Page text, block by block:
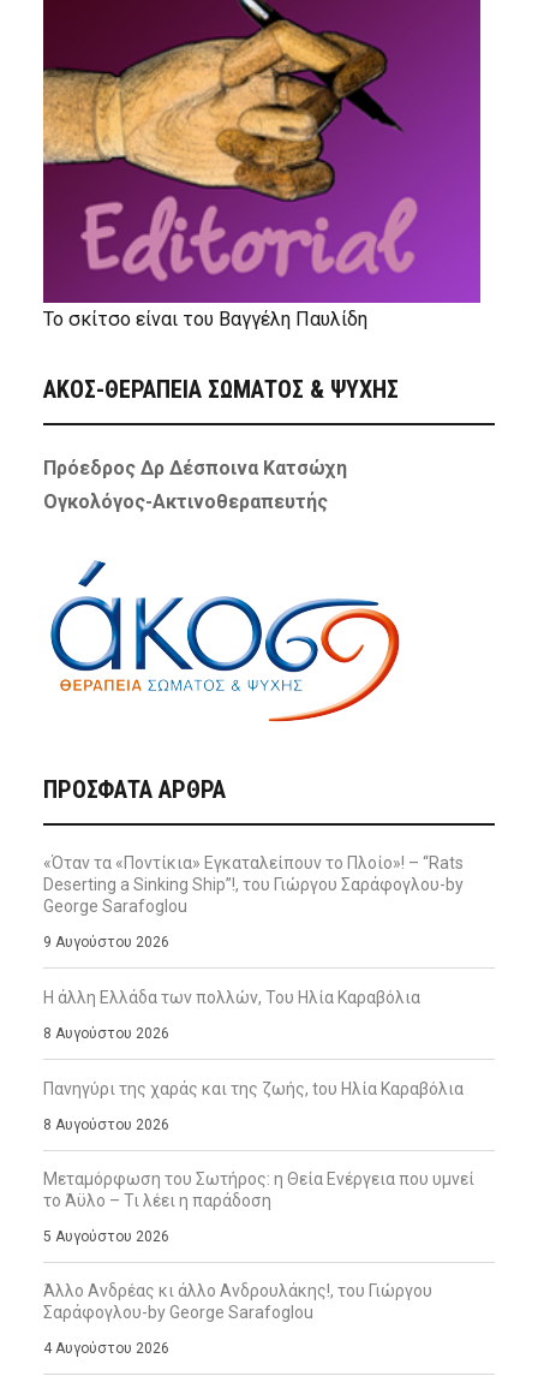
Το σκίτσο είναι του Βαγγέλη Παυλίδη
ΑΚΟΣ-ΘΕΡΑΠΕΙΑ ΣΩΜΑΤΟΣ & ΨΥΧΗΣ
Πρόεδρος Δρ Δέσποινα Κατσώχη
Ογκολόγος-Ακτινοθεραπευτής
ΠΡΌΣΦΑΤΑ ΆΡΘΡΑ
«Όταν τα «Ποντίκια» Εγκαταλείπουν το Πλοίο»! – “Rats
Deserting a Sinking Ship”!, του Γιώργου Σαράφογλου-by
George Sarafoglou
9 Αυγούστου 2026
Η άλλη Ελλάδα των πολλών, Του Ηλία Καραβόλια
8 Αυγούστου 2026
Πανηγύρι της χαράς και της ζωής, tου Ηλία Καραβόλια
8 Αυγούστου 2026
Μεταμόρφωση του Σωτήρος: η Θεία Ενέργεια που υμνεί
το Άϋλο – Τι λέει η παράδοση
5 Αυγούστου 2026
Άλλο Ανδρέας κι άλλο Ανδρουλάκης!, του Γιώργου
Σαράφογλου-by George Sarafoglou
4 Αυγούστου 2026